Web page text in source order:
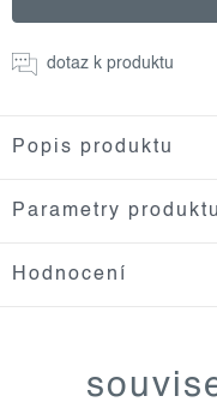
dotaz k produktu
Popis produktu
Parametry produktu
Hodnocení